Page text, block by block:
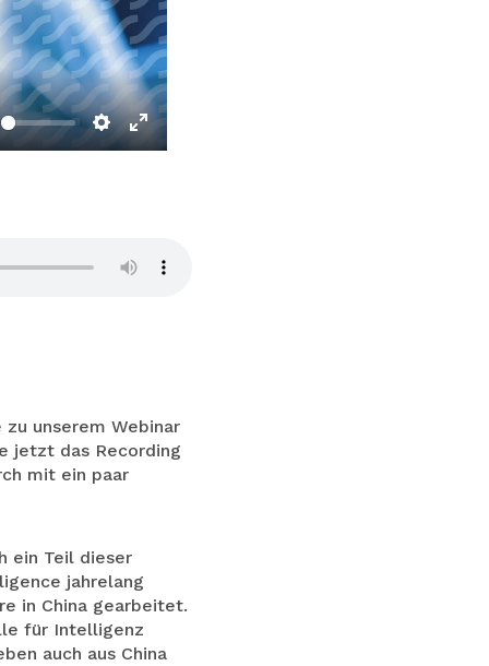
Settings
Enter
unserem Webinar
jetzt das Recording
mit ein paar
ein Teil dieser
jahrelang
in China gearbeitet.
für Intelligenz
auch aus China